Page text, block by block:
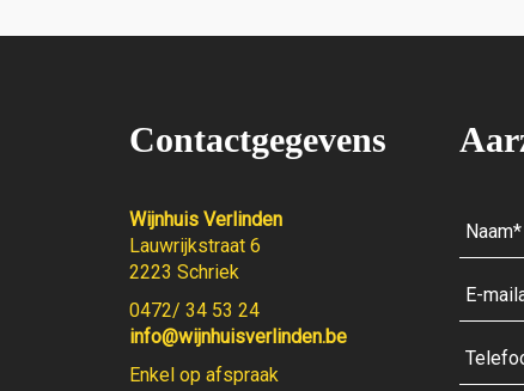
Contactgegevens
Wijnhuis Verlinden
Lauwrijkstraat 6
2223 Schriek
0472/ 34 53 24
info@wijnhuisverlinden.be
Enkel op afspraak